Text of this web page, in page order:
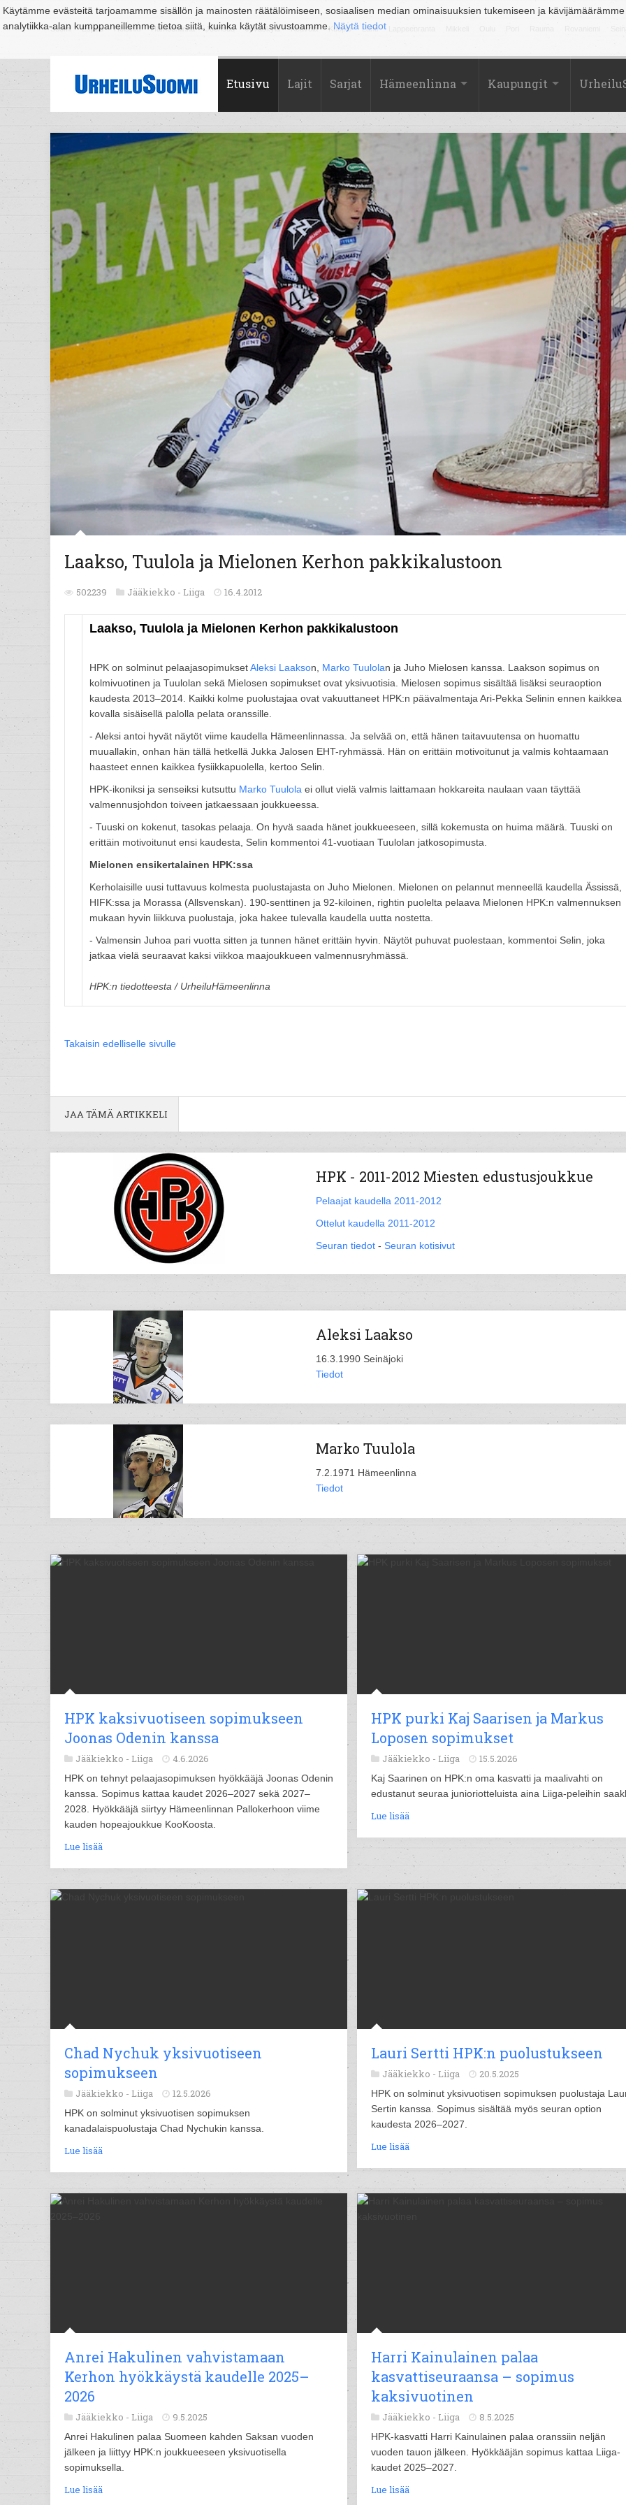
Käytämme evästeitä tarjoamamme sisällön ja mainosten räätälöimiseen, sosiaalisen median ominaisuuksien tukemiseen ja
analytiikka-alan kumppaneillemme tietoa siitä, kuinka käytät sivustoamme. Näytä tiedot
Suomi Espoo Helsinki Hämeenlinna Joensuu Jyväskylä Kouvola Kuopio Lahti
Etusivu Lajit Sarjat Hämeenlinna Kaupungit
Laakso, Tuulola ja Mielonen Kerhon pakkikalustoon
502239 Jääkiekko - Liiga 16.4.2012
Laakso, Tuulola ja Mielonen Kerhon pakkikalustoon
HPK on solminut pelaajasopimuksetAleksi Laakson, Marko Tuulolan ja Juho Mielosen kanssa. Laakson sopimus on
kolmivuotinen ja Tuulolan sekä Mielosen sopimukset ovat yksivuotisia. Mielosen sopimus sisältää lisäksi seuraoption
kaudesta 2013–2014. Kaikki kolme puolustajaa ovat vakuuttaneet HPK:n päävalmentaja Ari-Pekka Selinin ennen kaikkea
kovalla sisäisellä palolla pelata oranssille.
- Aleksi antoi hyvät näytöt viime kaudella Hämeenlinnassa. Ja selvää on, että hänen taitavuutensa on huomattu
muuallakin, onhan hän tällä hetkellä Jukka Jalosen EHT-ryhmässä. Hän on erittäin motivoitunut ja valmis kohtaamaan
haasteet ennen kaikkea fysiikkapuolella, kertoo Selin.
HPK-ikoniksi ja senseiksi kutsuttu Marko Tuulola ei ollut vielä valmis laittamaan hokkareita naulaan vaan täyttää
valmennusjohdon toiveen jatkaessaan joukkueessa.
- Tuuski on kokenut, tasokas pelaaja. On hyvä saada hänet joukkueeseen, sillä kokemusta on huima määrä. Tuuski on
erittäin motivoitunut ensi kaudesta, Selin kommentoi 41-vuotiaan Tuulolan jatkosopimusta.
Mielonen ensikertalainen HPK:ssa
Kerholaisille uusi tuttavuus kolmesta puolustajasta on Juho Mielonen. Mielonen on pelannut menneellä kaudella Ässissä,
HIFK:ssa ja Morassa (Allsvenskan). 190-senttinen ja 92-kiloinen, rightin puolelta pelaava Mielonen HPK:n valmennuksen
mukaan hyvin liikkuva puolustaja, joka hakee tulevalla kaudella uutta nostetta.
- Valmensin Juhoa pari vuotta sitten ja tunnen hänet erittäin hyvin. Näytöt puhuvat puolestaan, kommentoi Selin, joka
jatkaa vielä seuraavat kaksi viikkoa maajoukkueen valmennusryhmässä.
HPK:n tiedotteesta / UrheiluHämeenlinna
Takaisin edelliselle sivulle
JAA TÄMÄ ARTIKKELI
HPK - 2011-2012 Miesten edustusjoukkue
Pelaajat kaudella 2011-2012
Ottelut kaudella 2011-2012
Seuran tiedot - Seuran kotisivut
Aleksi Laakso
16.3.1990 Seinäjoki
Tiedot
Marko Tuulola
7.2.1971 Hämeenlinna
Tiedot
HPK kaksivuotiseen sopimukseen
Joonas Odenin kanssa
Jääkiekko - Liiga 4.6.2026
HPK on tehnyt pelaajasopimuksen hyökkääjä Joonas Odenin
kanssa. Sopimus kattaa kaudet 2026–2027 sekä 2027–
2028. Hyökkääjä siirtyy Hämeenlinnan Pallokerhoon viime
kauden hopeajoukkue KooKoosta.
Lue lisää
HPK purki Kaj Saarisen ja Markus
Loposen sopimukset
Jääkiekko - Liiga 15.5.2026
Kaj Saarinen on HPK:n oma kasvatti ja maalivahti on
edustanut seuraa junioriotteluista aina Liiga-peleihin
Lue lisää
Chad Nychuk yksivuotiseen
sopimukseen
Jääkiekko - Liiga 12.5.2026
HPK on solminut yksivuotisen sopimuksen
kanadalaispuolustaja Chad Nychukin kanssa.
Lue lisää
Lauri Sertti HPK:n puolustukseen
Jääkiekko - Liiga 20.5.2025
HPK on solminut yksivuotisen sopimuksen puolustaja
Sertin kanssa. Sopimus sisältää myös seuran option
kaudesta 2026–2027.
Lue lisää
Anrei Hakulinen vahvistamaan
Kerhon hyökkäystä kaudelle 2025–
2026
Jääkiekko - Liiga 9.5.2025
Anrei Hakulinen palaa Suomeen kahden Saksan vuoden
jälkeen ja liittyy HPK:n joukkueeseen yksivuotisella
sopimuksella.
Lue lisää
Harri Kainulainen palaa
kasvattiseuraansa – sopimus
kaksivuotinen
Jääkiekko - Liiga 8.5.2025
HPK-kasvatti Harri Kainulainen palaa oranssiin neljän
vuoden tauon jälkeen. Hyökkääjän sopimus kattaa Liiga-
kaudet 2025–2027.
Lue lisää